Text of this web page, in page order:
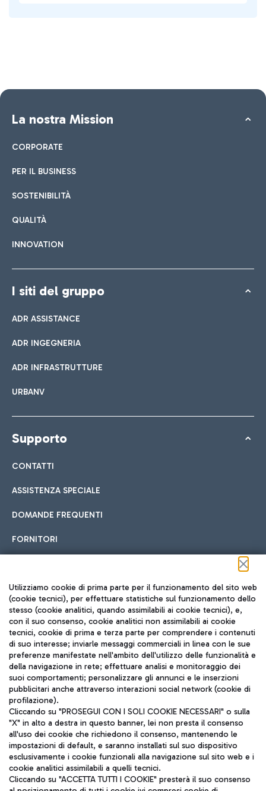
La nostra Mission
CORPORATE
PER IL BUSINESS
SOSTENIBILITÀ
QUALITÀ
INNOVATION
I siti del gruppo
ADR ASSISTANCE
ADR INGEGNERIA
ADR INFRASTRUTTURE
URBANV
Supporto
CONTATTI
ASSISTENZA SPECIALE
DOMANDE FREQUENTI
FORNITORI
Seguici sui social
TRAVEL JOURNAL
ITA
Aeroporti di Roma S.p.A. - Società soggetta a direzione e
coordinamento di Mundys S.p.A.
Utilizziamo cookie di prima parte per il funzionamento del sito web
(cookie tecnici), per effettuare statistiche sul funzionamento dello
stesso (cookie analitici, quando assimilabili ai cookie tecnici), e,
con il suo consenso, cookie analitici non assimilabili ai cookie
tecnici, cookie di prima e terza parte per comprendere i contenuti
di suo interesse; inviarle messaggi commerciali in linea con le sue
preferenze manifestate nell'ambito dell'utilizzo delle funzionalità e
della navigazione in rete; effettuare analisi e monitoraggio dei
suoi comportamenti; personalizzare gli annunci e le inserzioni
pubblicitari anche attraverso interazioni social network (cookie di
profilazione).
Cliccando su "PROSEGUI CON I SOLI COOKIE NECESSARI" o sulla
"X" in alto a destra in questo banner, lei non presta il consenso
all'uso dei cookie che richiedono il consenso, mantenendo le
impostazioni di default, e saranno installati sul suo dispositivo
esclusivamente i cookie funzionali alla navigazione sul sito web e i
cookie analitici assimilabili a quelli tecnici.
Cliccando su "ACCETTA TUTTI I COOKIE" presterà il suo consenso